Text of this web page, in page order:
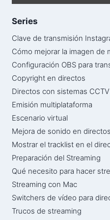
Series
Clave de transmisión
Cómo mejorar la imagen de
Configuración OBS para
Copyright en directos
Directos con sistemas CCTV
Emisión multiplataforma
Escenario virtual
Mejora de sonido en directos
Mostrar el tracklist en el
Preparación del Streaming
Qué necesito para hacer
Streaming con Mac
Switchers de vídeo para
Trucos de streaming